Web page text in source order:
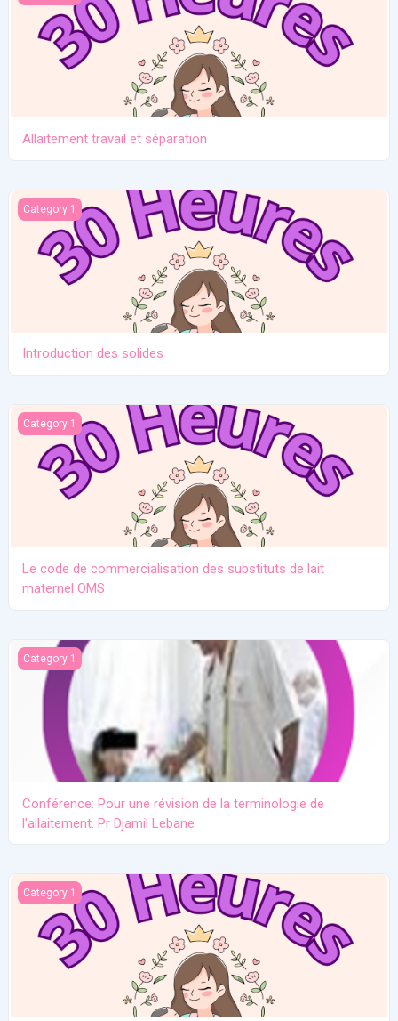
Allaitement travail et séparation
Introduction des solides
Category 1
Introduction des solides
Le code de commercialisation des substituts de lait maternel
Category 1
Le code de commercialisation des substituts de lait
maternel OMS
Conférence: Pour une révision de la terminologie de l'allaitement.
Category 1
Conférence: Pour une révision de la terminologie de
l'allaitement. Pr Djamil Lebane
Les problèmes communs en allaitement maternel
Category 1